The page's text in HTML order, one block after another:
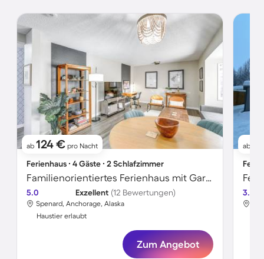
ab 124 € pro Nacht
Ferienhaus ∙ 4 Gäste ∙ 2 Schlafzimmer
Familienorientiertes Ferienhaus mit Garten | Haustiere sind willkommen
5.0 Exzellent (12 Bewertungen)
Spenard, Anchorage, Alaska
Haustier erlaubt
Zum Angebot
ab
3.7